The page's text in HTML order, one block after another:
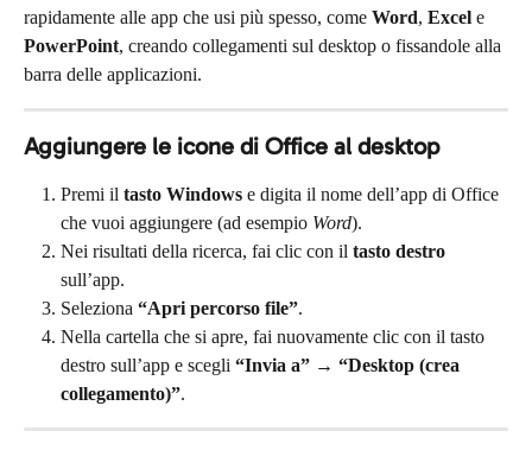
rapidamente alle app che usi più spesso, come Word, Excel e
PowerPoint, creando collegamenti sul desktop o fissandole alla
barra delle applicazioni.
Aggiungere le icone di Office al desktop
Premi il tasto Windows e digita il nome dell’app di Office
che vuoi aggiungere (ad esempio Word).
Nei risultati della ricerca, fai clic con il tasto destro
sull’app.
Seleziona “Apri percorso file”.
Nella cartella che si apre, fai nuovamente clic con il tasto
destro sull’app e scegli “Invia a” → “Desktop (crea
collegamento)”.